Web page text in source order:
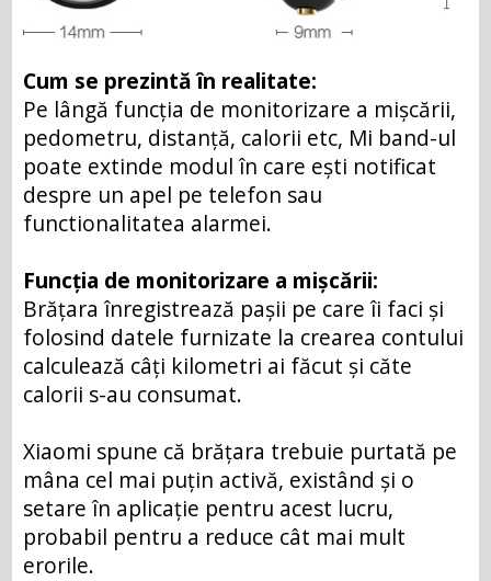
Cum se prezintă în realitate:
Pe lângă funcția de monitorizare a mișcării,
pedometru, distanță, calorii etc, Mi band-ul
poate extinde modul în care ești notificat
despre un apel pe telefon sau
functionalitatea alarmei.
Funcția de monitorizare a mișcării:
Brățara înregistrează pașii pe care îi faci și
folosind datele furnizate la crearea contului
calculează câți kilometri ai făcut și căte
calorii s-au consumat.
Xiaomi spune că brățara trebuie purtată pe
mâna cel mai puțin activă, existând și o
setare în aplicație pentru acest lucru,
probabil pentru a reduce cât mai mult
erorile.